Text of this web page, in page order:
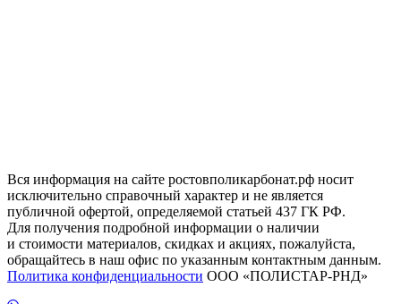
Вся информация на сайте ростовполикарбонат.рф носит
исключительно справочный характер и не является
публичной офертой, определяемой статьей 437 ГК РФ.
Для получения подробной информации о наличии
и стоимости материалов, скидках и акциях, пожалуйста,
обращайтесь в наш офис по указанным контактным данным.
Политика конфиденциальности ООО «ПОЛИСТАР-РНД»